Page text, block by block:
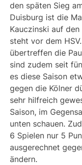
den späten Sieg
Duisburg ist die
Kauczinski auf
steht vor dem
übertreffen die
sind zudem seit
es diese Saison
gegen die Kölner
sehr hilfreich
Saison, im
unten schauen.
6 Spielen nur 5
ausgerechnet
ändern.